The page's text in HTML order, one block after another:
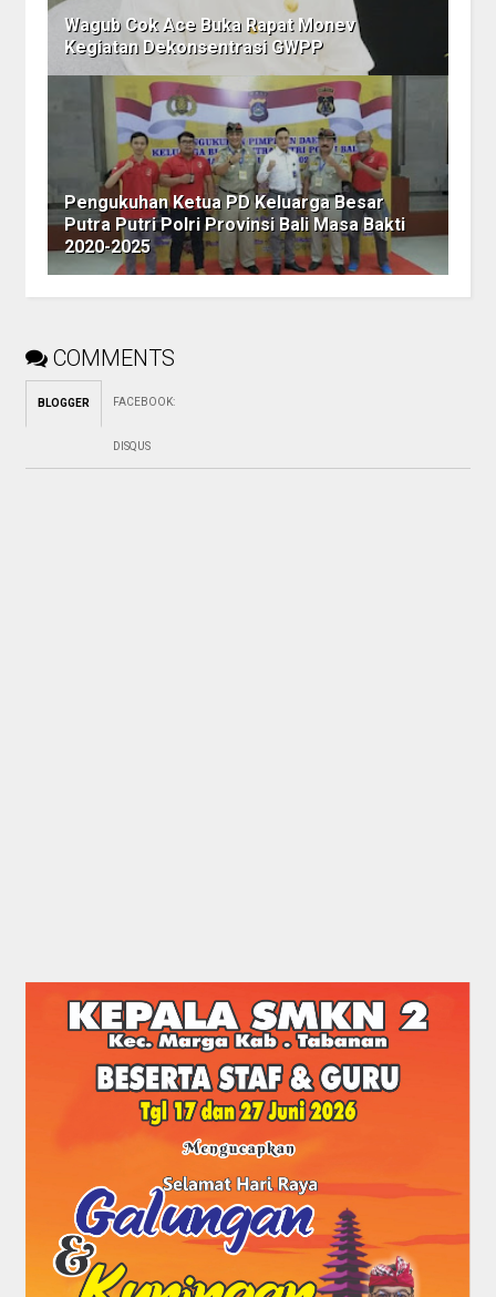
Wagub Cok Ace Buka Rapat Monev
Kegiatan Dekonsentrasi GWPP
Pengukuhan Ketua PD Keluarga Besar
Putra Putri Polri Provinsi Bali Masa Bakti
2020-2025
COMMENTS
BLOGGER FACEBOOK:
DISQUS